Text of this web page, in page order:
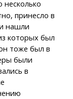
несколько
принесло в
нашли
которых был
тоже был в
были
в